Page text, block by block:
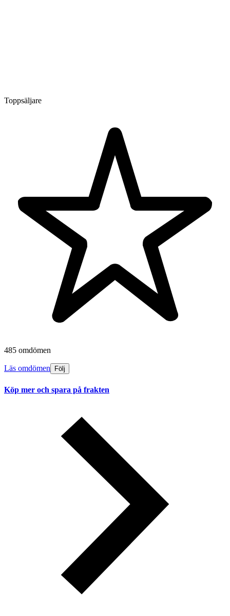
Toppsäljare
485 omdömen
Läs omdömen Följ
Köp mer och spara på frakten